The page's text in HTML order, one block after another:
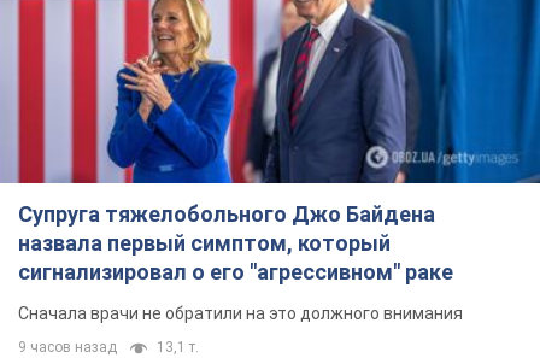
Супруга тяжелобольного Джо Байдена
назвала первый симптом, который
сигнализировал о его "агрессивном" раке
Сначала врачи не обратили на это должного внимания
9 часов назад 13,1 т.